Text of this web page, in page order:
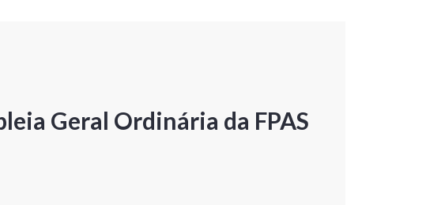
Geral Ordinária da FPAS